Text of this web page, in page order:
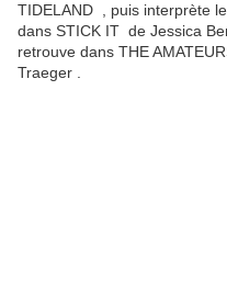
TIDELAND , puis interprète
dans STICK IT de Jessica
retrouve dans THE
Traeger .